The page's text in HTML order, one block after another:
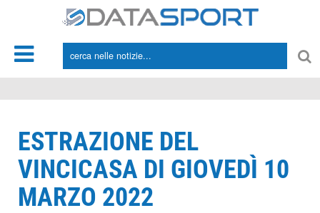
ESTRAZIONE DEL
VINCICASA DI GIOVEDÌ 10
MARZO 2022